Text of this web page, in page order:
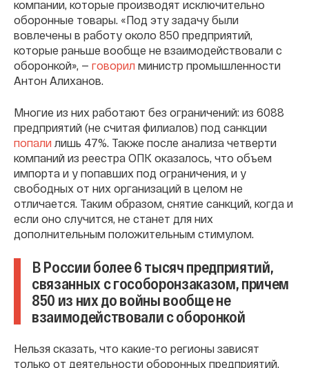
компании, которые производят исключительно
оборонные товары. «Под эту задачу были
вовлечены в работу около 850 предприятий,
которые раньше вообще не взаимодействовали с
оборонкой», — говорил министр промышленности
Антон Алиханов.
Многие из них работают без ограничений: из 6088
предприятий (не считая филиалов) под санкции
попали лишь 47%. Также после анализа четверти
компаний из реестра ОПК оказалось, что объем
импорта и у попавших под ограничения, и у
свободных от них организаций в целом не
отличается. Таким образом, снятие санкций, когда и
если оно случится, не станет для них
дополнительным положительным стимулом.
В России более 6 тысяч предприятий,
связанных с гособоронзаказом, причем
850 из них до войны вообще не
взаимодействовали с оборонкой
Нельзя сказать, что какие-то регионы зависят
только от деятельности оборонных предприятий.